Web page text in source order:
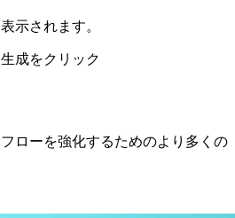
示されます。
成をクリック
ローを強化するためのより多くの